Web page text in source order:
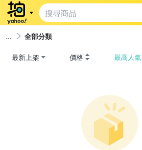
全部分類
最新上架 價格 最高人氣